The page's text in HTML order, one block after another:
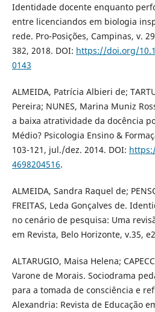
Identidade docente enquanto
entre licenciandos em biologia
rede. Pro-Posições, Campinas, v.
382, 2018. DOI: https://doi.org/
0143
ALMEIDA, Patrícia Albieri de;
Pereira; NUNES, Marina Muniz
a baixa atratividade da docência
Médio? Psicologia Ensino &
103-121, jul./dez. 2014. DOI:
4698204516.
ALMEIDA, Sandra Raquel de;
FREITAS, Leda Gonçalves de.
no cenário de pesquisa: Uma
em Revista, Belo Horizonte, v.35,
ALTARUGIO, Maisa Helena;
Varone de Morais. Sociodrama
para a tomada de consciência e
Alexandria: Revista de Educação